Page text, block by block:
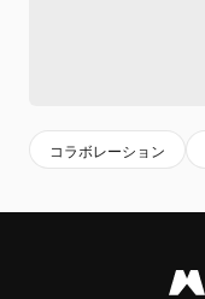
コラボレーション